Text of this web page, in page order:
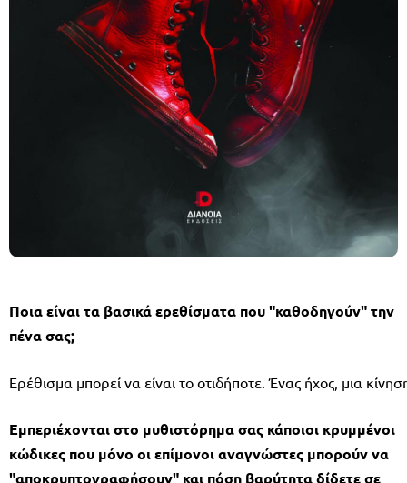
Ποια είναι τα βασικά ερεθίσματα που "καθοδηγούν" την
πένα σας;
Ερέθισμα μπορεί να είναι το οτιδήποτε. Ένας ήχος, μια
Εμπεριέχονται στο μυθιστόρημα σας κάποιοι κρυμμένοι
κώδικες που μόνο οι επίμονοι αναγνώστες μπορούν να
"αποκρυπτογραφήσουν" και πόση βαρύτητα δίδετε σε